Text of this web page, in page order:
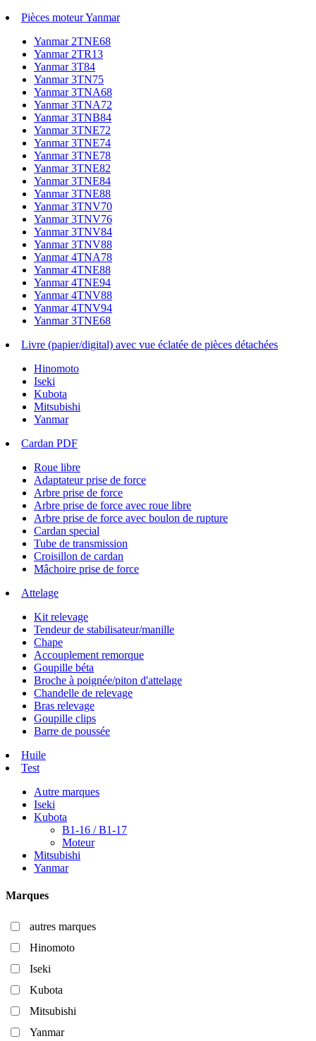
Pièces moteur Yanmar
Yanmar 2TNE68
Yanmar 2TR13
Yanmar 3T84
Yanmar 3TN75
Yanmar 3TNA68
Yanmar 3TNA72
Yanmar 3TNB84
Yanmar 3TNE72
Yanmar 3TNE74
Yanmar 3TNE78
Yanmar 3TNE82
Yanmar 3TNE84
Yanmar 3TNE88
Yanmar 3TNV70
Yanmar 3TNV76
Yanmar 3TNV84
Yanmar 3TNV88
Yanmar 4TNA78
Yanmar 4TNE88
Yanmar 4TNE94
Yanmar 4TNV88
Yanmar 4TNV94
Yanmar 3TNE68
Livre (papier/digital) avec vue éclatée de pièces détachées
Hinomoto
Iseki
Kubota
Mitsubishi
Yanmar
Cardan PDF
Roue libre
Adaptateur prise de force
Arbre prise de force
Arbre prise de force avec roue libre
Arbre prise de force avec boulon de rupture
Cardan special
Tube de transmission
Croisillon de cardan
Mâchoire prise de force
Attelage
Kit relevage
Tendeur de stabilisateur/manille
Chape
Accouplement remorque
Goupille béta
Broche à poignée/piton d'attelage
Chandelle de relevage
Bras relevage
Goupille clips
Barre de poussée
Huile
Test
Autre marques
Iseki
Kubota
B1-16 / B1-17
Moteur
Mitsubishi
Yanmar
Marques
autres marques
Hinomoto
Iseki
Kubota
Mitsubishi
Yanmar